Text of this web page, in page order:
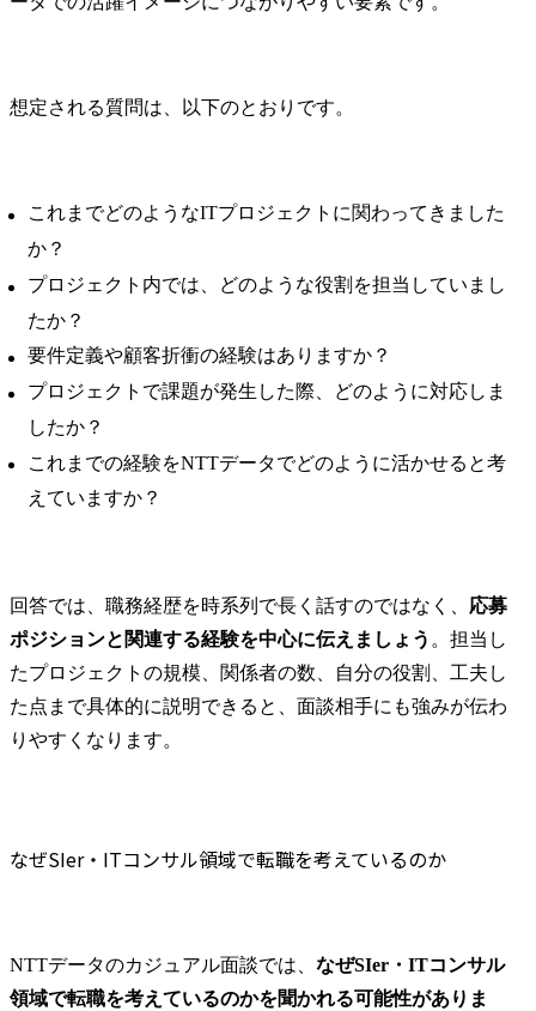
想定される質問は、以下のとおりです。
これまでどのようなITプロジェクトに関わってきました
か？
プロジェクト内では、どのような役割を担当していまし
たか？
要件定義や顧客折衝の経験はありますか？
プロジェクトで課題が発生した際、どのように対応しま
したか？
これまでの経験をNTTデータでどのように活かせると考
えていますか？
回答では、職務経歴を時系列で長く話すのではなく、 応募
ポジションと関連する経験を中心に伝えましょう 。担当し
たプロジェクトの規模、関係者の数、自分の役割、工夫し
た点まで具体的に説明できると、面談相手にも強みが伝わ
りやすくなります。
なぜSIer・ITコンサル領域で転職を考えているのか
NTTデータのカジュアル面談では、 なぜSIer・ITコンサル
領域で転職を考えているのかを聞かれる可能性がありま